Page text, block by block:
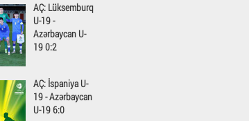
AÇ: Lüksemburq
U-19 -
Azərbaycan U-
19 0:2
AÇ: İspaniya U-
19 - Azərbaycan
U-19 6:0